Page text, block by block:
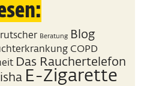
Beratung Blog
COPD
Das Rauchertelefon
E-Zigarette